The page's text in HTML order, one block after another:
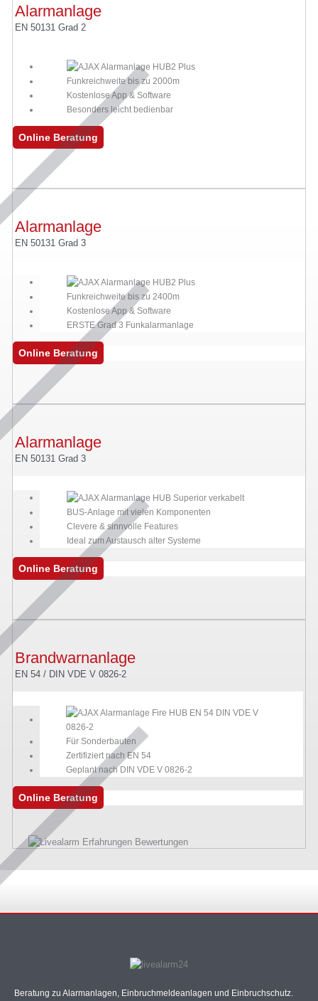
Alarmanlage
EN 50131 Grad 2
Funkreichweite bis zu 2000m
Kostenlose App & Software
Besonders leicht bedienbar
Online Beratung
Alarmanlage
EN 50131 Grad 3
Funkreichweite bis zu 2400m
Kostenlose App & Software
ERSTE Grad 3 Funkalarmanlage
Online Beratung
Alarmanlage
EN 50131 Grad 3
BUS-Anlage mit vielen Komponenten
Clevere & sinnvolle Features
Ideal zum Austausch alter Systeme
Online Beratung
Brandwarnanlage
EN 54 / DIN VDE V 0826-2
Für Sonderbauten
Zertifiziert nach EN 54
Geplant nach DIN VDE V 0826-2
Online Beratung
Beratung zu Alarmanlagen, Einbruchmeldeanlagen und Einbruchschutz.